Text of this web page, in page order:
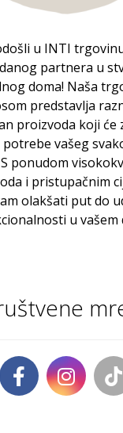
u INTI
partnera u
doma! Naša
predstavlja
proizvoda koji će
vašeg
ponudom
i pristupačnim
olakšati put do
u vašem